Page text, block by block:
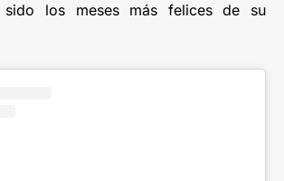
sido los meses más felices de su